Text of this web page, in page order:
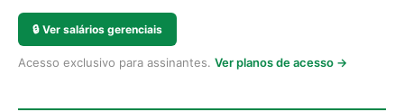
🔒 Ver salários gerenciais
Acesso exclusivo para assinantes. Ver planos de acesso →